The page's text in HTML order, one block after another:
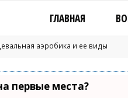
ГЛАВНАЯ
аэробика и ее виды
первые места?